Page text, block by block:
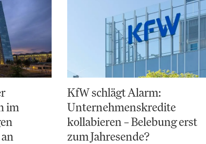
im
KfW schlägt Alarm:
Unternehmenskredite
kollabieren – Belebung erst
zum Jahresende?